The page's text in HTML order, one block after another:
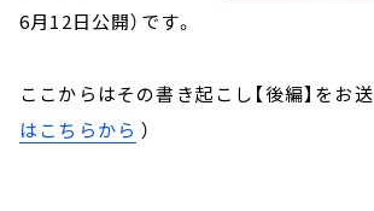
6月12日公開）です。
ここからはその書き起こし【後編】をお送
はこちらから ）